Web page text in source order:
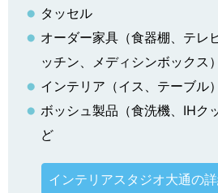
タッセル
オーダー家具（食器棚、テレ
ッチン、メディシンボックス）
インテリア（イス、テーブル）
ボッシュ製品（食洗機、IHク
ど
インテリアスタジオ大通の